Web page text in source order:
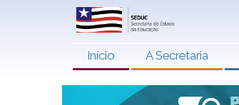
Início A Secretaria